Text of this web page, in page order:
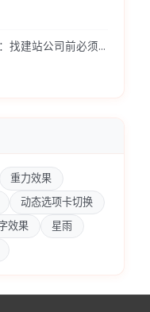
找建站公司前必须...
重力效果
动态选项卡切换
效果
星雨